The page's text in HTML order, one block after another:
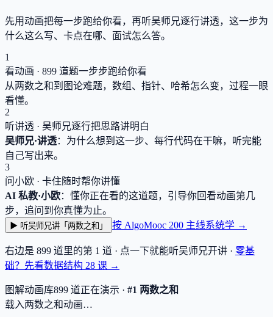
先用动画把每一步跑给你看，再听吴师兄逐行讲透，这一步为
什么这么写、卡点在哪、面试怎么答。
1
看动画 · 899 道题一步步跑给你看
从两数之和到图论难题，数组、指针、哈希怎么变，过程一眼
看懂。
2
听讲透 · 吴师兄逐行把思路讲明白
吴师兄·讲透：为什么想到这一步、每行代码在干嘛，听完能
自己写出来。
3
问小欧 · 卡住随时帮你讲懂
AI 私教·小欧：懂你正在看的这道题，引导你回看动画第几
步，追问到你真懂为止。
▶ 听吴师兄讲「两数之和」 按 AlgoMooc 200 主线系统学 →
右边是 899 道里的第 1 道 · 点一下就能听吴师兄开讲 · 零基
础？先看数据结构 28 课 →
图解动画库899 道正在演示 · #1 两数之和
载入两数之和动画…